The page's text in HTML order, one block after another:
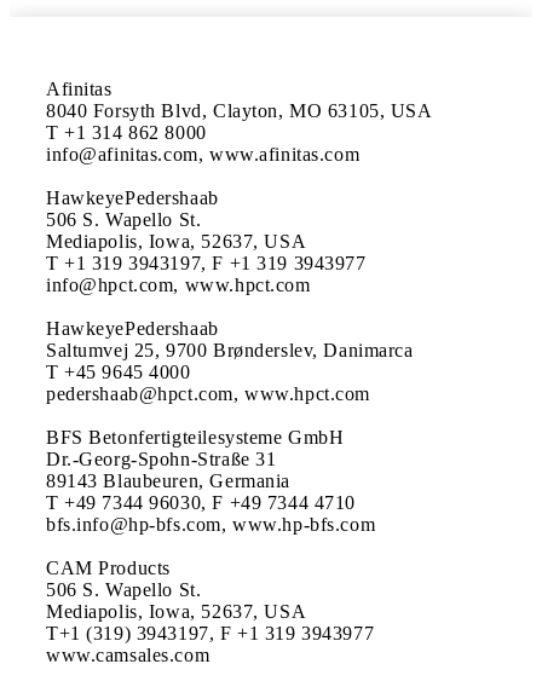
Afinitas
8040 Forsyth Blvd, Clayton, MO 63105, USA
T +1 314 862 8000
info@afinitas.com, www.afinitas.com
HawkeyePedershaab
506 S. Wapello St.
Mediapolis, Iowa, 52637, USA
T +1 319 3943197, F +1 319 3943977
info@hpct.com, www.hpct.com
HawkeyePedershaab
Saltumvej 25, 9700 Brønderslev, Danimarca
T +45 9645 4000
pedershaab@hpct.com, www.hpct.com
BFS Betonfertigteilesysteme GmbH
Dr.-Georg-Spohn-Straße 31
89143 Blaubeuren, Germania
T +49 7344 96030, F +49 7344 4710
bfs.info@hp-bfs.com, www.hp-bfs.com
CAM Products
506 S. Wapello St.
Mediapolis, Iowa, 52637, USA
T+1 (319) 3943197, F +1 319 3943977
www.camsales.com